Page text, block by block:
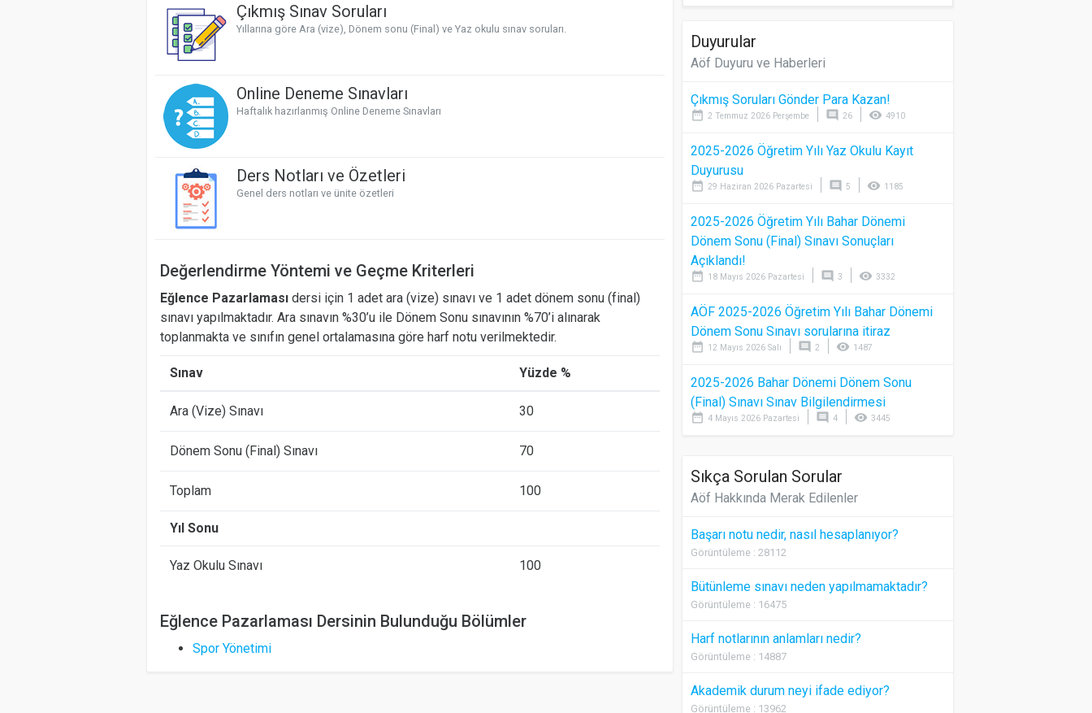
Çıkmış Sınav Soruları
Yıllarına göre Ara (vize), Dönem sonu (Final) ve Yaz okulu sınav soruları.
Online Deneme Sınavları
Haftalık hazırlanmış Online Deneme Sınavları
Ders Notları ve Özetleri
Genel ders notları ve ünite özetleri
Değerlendirme Yöntemi ve Geçme Kriterleri
Eğlence Pazarlaması dersi için 1 adet ara (vize) sınavı ve 1 adet dönem sonu (final)
sınavı yapılmaktadır. Ara sınavın %30’u ile Dönem Sonu sınavının %70’i alınarak
toplanmakta ve sınıfın genel ortalamasına göre harf notu verilmektedir.
Sınav Yüzde %
Ara (Vize) Sınavı 30
Dönem Sonu (Final) Sınavı 70
Toplam 100
Yıl Sonu
Yaz Okulu Sınavı 100
Eğlence Pazarlaması Dersinin Bulunduğu Bölümler
Spor Yönetimi
Duyurular
Aöf Duyuru ve Haberleri
Çıkmış Soruları Gönder Para Kazan!
date_range 2 Temmuz 2026 Perşembe comment 26 visibility 4910
2025-2026 Öğretim Yılı Yaz Okulu Kayıt
Duyurusu
date_range 29 Haziran 2026 Pazartesi comment 5 visibility 1185
2025-2026 Öğretim Yılı Bahar Dönemi
Dönem Sonu (Final) Sınavı Sonuçları
Açıklandı!
date_range 18 Mayıs 2026 Pazartesi comment 3 visibility 3332
AÖF 2025-2026 Öğretim Yılı Bahar Dönemi
Dönem Sonu Sınavı sorularına itiraz
date_range 12 Mayıs 2026 Salı comment 2 visibility 1487
2025-2026 Bahar Dönemi Dönem Sonu
(Final) Sınavı Sınav Bilgilendirmesi
date_range 4 Mayıs 2026 Pazartesi comment 4 visibility 3445
Sıkça Sorulan Sorular
Aöf Hakkında Merak Edilenler
Başarı notu nedir, nasıl hesaplanıyor?
Görüntüleme : 28112
Bütünleme sınavı neden yapılmamaktadır?
Görüntüleme : 16475
Harf notlarının anlamları nedir?
Görüntüleme : 14887
Akademik durum neyi ifade ediyor?
Görüntüleme : 13962